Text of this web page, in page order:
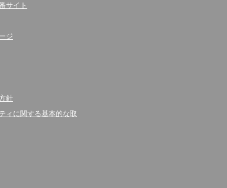
サイト
ジ
針
ィに関する基本的な取